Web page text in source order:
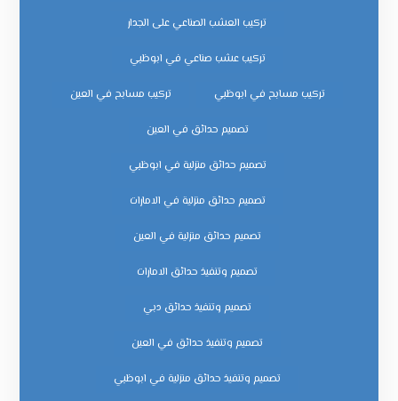
تركيب العشب الصناعي على الجدار
تركيب عشب صناعي في ابوظبي
تركيب مسابح في ابوظبي تركيب مسابح في العين
تصميم حدائق في العين
تصميم حدائق منزلية في ابوظبي
تصميم حدائق منزلية في الامارات
تصميم حدائق منزلية في العين
تصميم وتنفيذ حدائق الامارات
تصميم وتنفيذ حدائق دبي
تصميم وتنفيذ حدائق في العين
تصميم وتنفيذ حدائق منزلية في ابوظبي